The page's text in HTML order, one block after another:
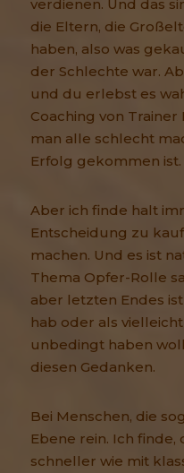
verdienen. Und das
die Eltern, die
haben, also was
der Schlechte war.
und du erlebst es
Coaching von
man alle schlecht
Erfolg gekommen ist.
Aber ich finde halt
Entscheidung zu
machen. Und es ist
Thema Opfer-Rolle
aber letzten Endes
hab oder als
unbedingt haben
diesen Gedanken.
Bei Menschen, die
Ebene rein. Ich
schneller wie mit